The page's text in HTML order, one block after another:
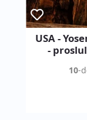
USA -
-
10-